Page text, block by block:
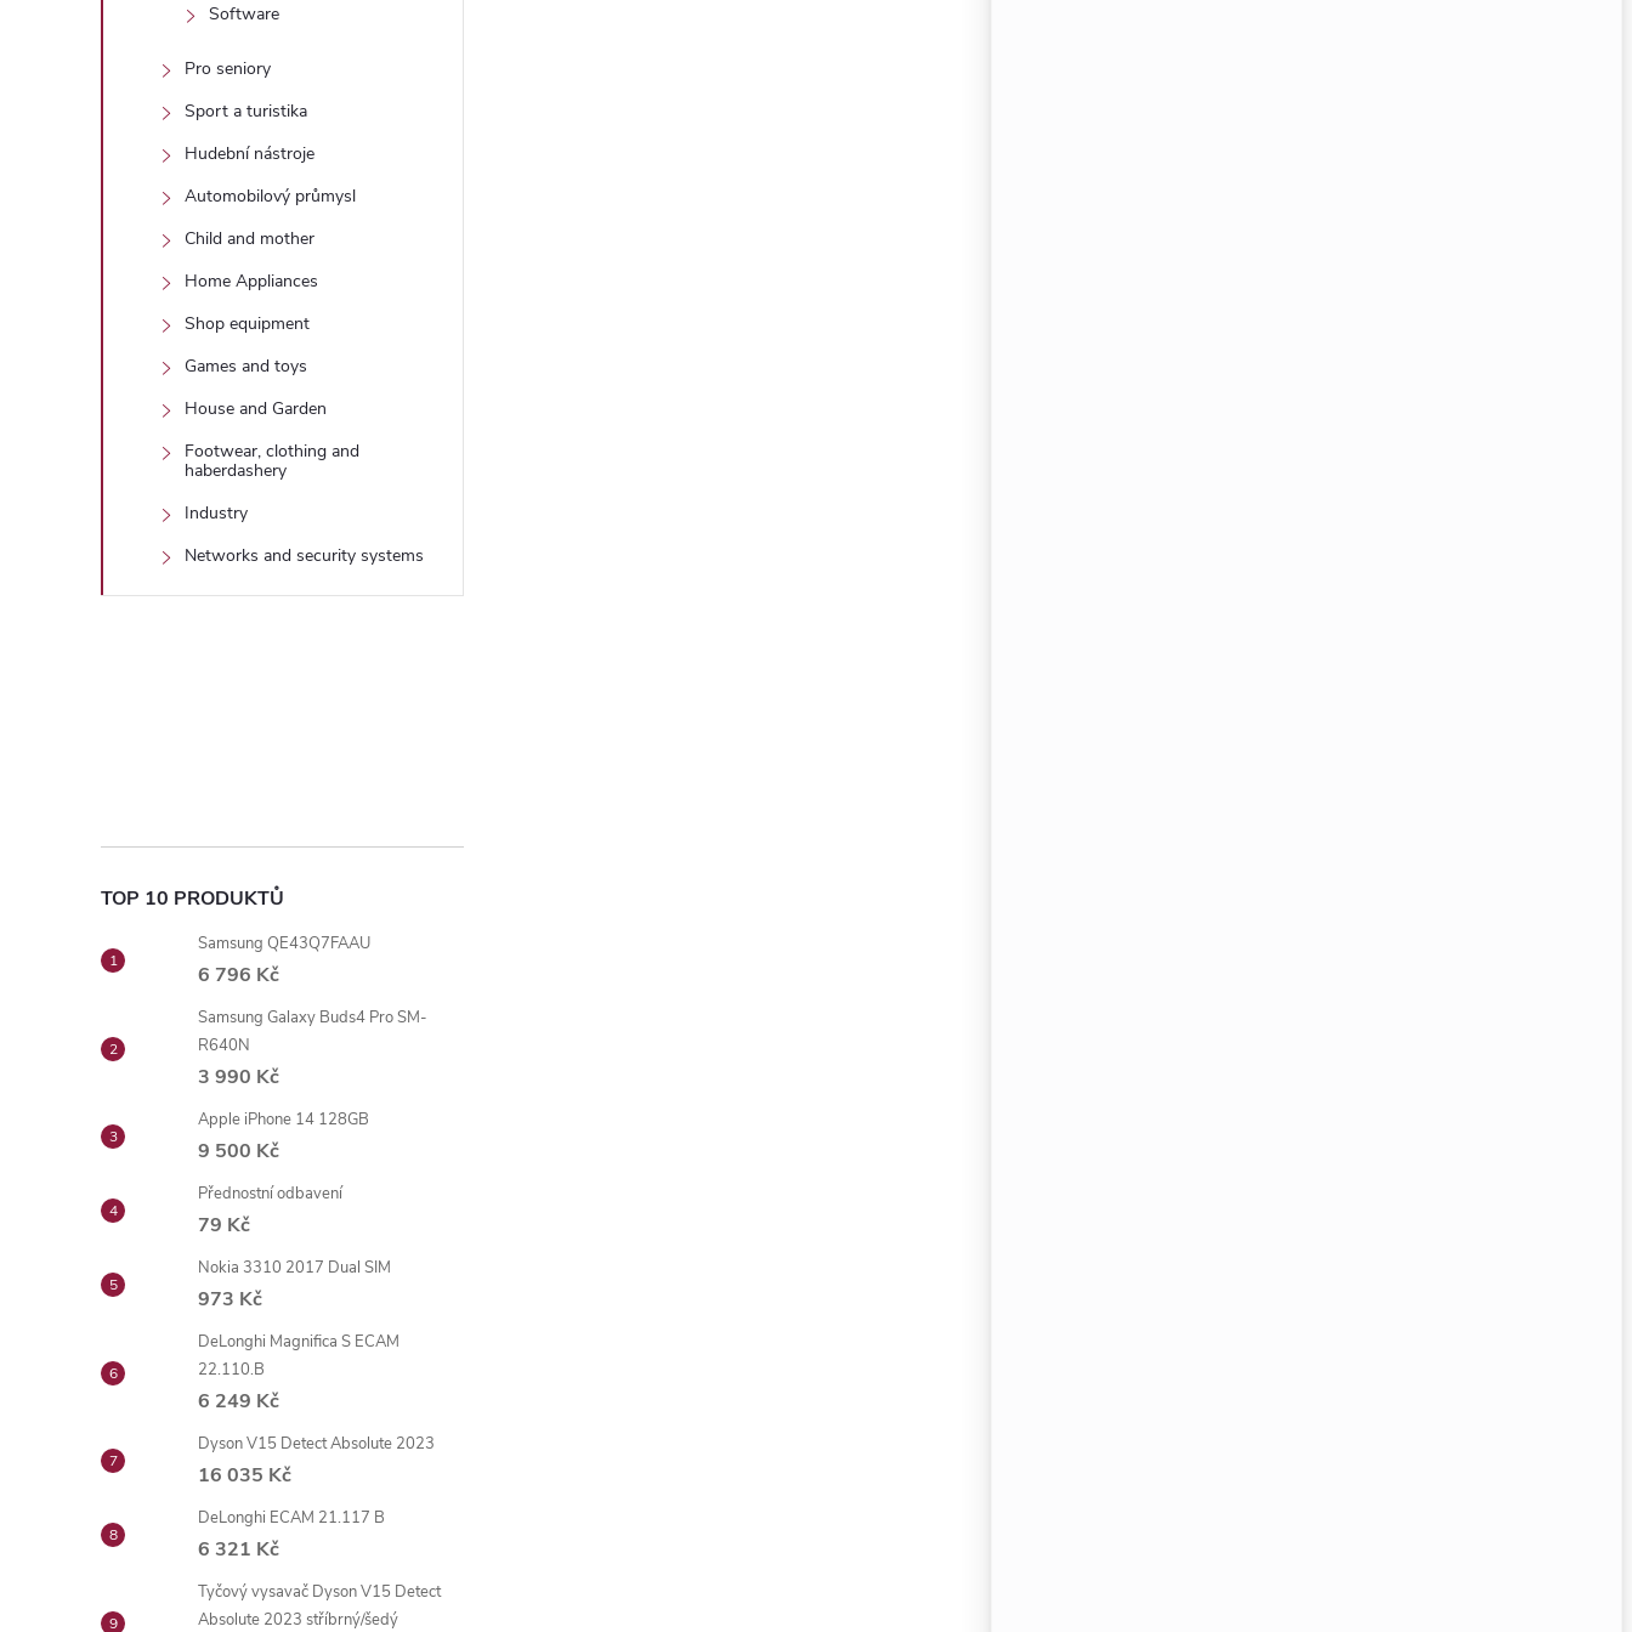
Software
Pro seniory
Sport a turistika
Hudební nástroje
Automobilový průmysl
Child and mother
Home Appliances
Shop equipment
Games and toys
House and Garden
Footwear, clothing and
haberdashery
Industry
Networks and security systems
TOP 10 PRODUKTŮ
Samsung QE43Q7FAAU
6 796 Kč
Samsung Galaxy Buds4 Pro SM-
R640N
3 990 Kč
Apple iPhone 14 128GB
9 500 Kč
Přednostní odbavení
79 Kč
Nokia 3310 2017 Dual SIM
973 Kč
DeLonghi Magnifica S ECAM
22.110.B
6 249 Kč
Dyson V15 Detect Absolute 2023
16 035 Kč
DeLonghi ECAM 21.117 B
6 321 Kč
Tyčový vysavač Dyson V15 Detect
Absolute 2023 stříbrný/šedý